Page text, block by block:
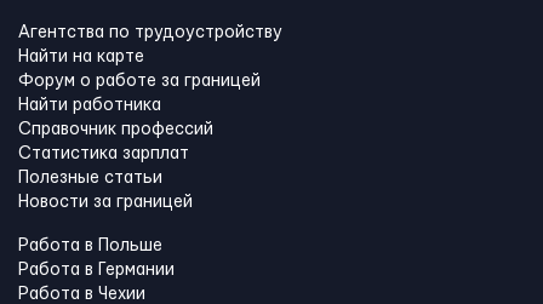
Агентства по трудоустройству
Найти на карте
Форум о работе за границей
Найти работника
Справочник профессий
Статистика зарплат
Полезные статьи
Новости за границей
Работа в Польше
Работа в Германии
Работа в Чехии